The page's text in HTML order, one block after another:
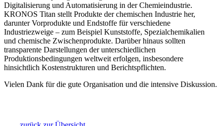
Digitalisierung und Automatisierung in der Chemieindustrie.
KRONOS Titan stellt Produkte der chemischen Industrie her,
darunter Vorprodukte und Endstoffe für verschiedene
Industriezweige – zum Beispiel Kunststoffe, Spezialchemikalien
und chemische Zwischenprodukte. Darüber hinaus sollten
transparente Darstellungen der unterschiedlichen
Produktionsbedingungen weltweit erfolgen, insbesondere
hinsichtlich Kostenstrukturen und Berichtspflichten.
Vielen Dank für die gute Organisation und die intensive Diskussion.